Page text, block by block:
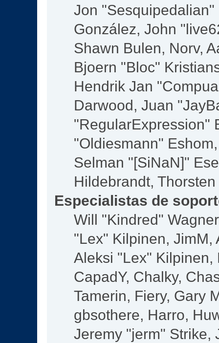
Jon
González, John
Shawn Bulen, Norv,
Bjoern "Bloc"
Hendrik Jan
Darwood, Juan
"RegularExpression"
"Oldiesmann"
Selman "[SiNaN]"
Hildebrandt,
Especialistas de
Will "Kindred"
"Lex" Kilpinen, JimM,
Aleksi "Lex" Kilpinen,
CapadY, Chalky,
Tamerin, Fiery, Gary
gbsothere, Harro,
Jeremy "jerm" Strike,